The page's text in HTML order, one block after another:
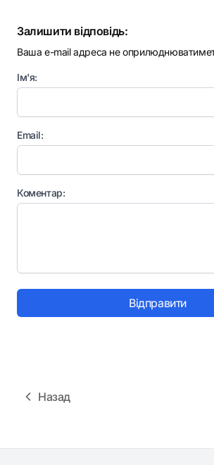
Залишити відповідь:
Ваша e-mail адреса не
Ім'я:
Email:
Коментар:
Відправити
Назад